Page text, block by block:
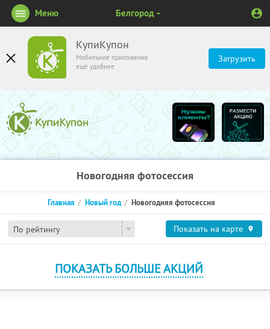
КупиКупон
Мобильное приложение
ещё удобнее
Загрузить
Меню Белгород
Новогодняя фотосессия
По рейтингу
Главная Новый год Новогодняя фотосессия
Показать на карте
ПОКАЗАТЬ БОЛЬШЕ АКЦИЙ